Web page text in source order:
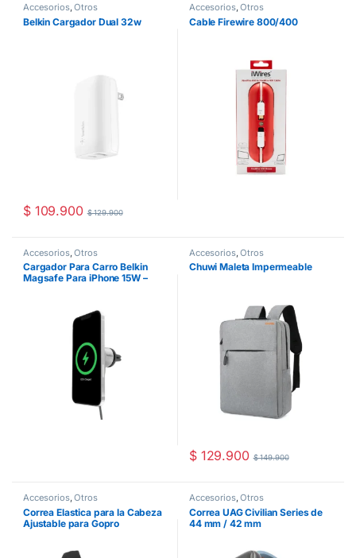
Accesorios,Otros
Belkin Cargador Dual 32w
$109.900 $129.900
Accesorios,Otros
Cable Firewire 800/400
Accesorios,Otros
Cargador Para Carro Belkin
Magsafe Para iPhone 15W –
Accesorios,Otros
Chuwi Maleta Impermeable
$129.900 $149.900
Accesorios,Otros
Correa Elastica para la Cabeza
Ajustable para Gopro
Accesorios,Otros
Correa UAG Civilian Series de
44 mm / 42 mm